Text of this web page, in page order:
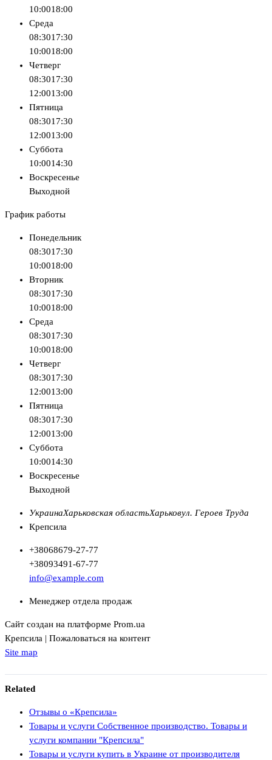
10:0018:00
Среда
08:3017:30
10:0018:00
Четверг
08:3017:30
12:0013:00
Пятница
08:3017:30
12:0013:00
Суббота
10:0014:30
Воскресенье
Выходной
График работы
Понедельник
08:3017:30
10:0018:00
Вторник
08:3017:30
10:0018:00
Среда
08:3017:30
10:0018:00
Четверг
08:3017:30
12:0013:00
Пятница
08:3017:30
12:0013:00
Суббота
10:0014:30
Воскресенье
Выходной
УкраинаХарьковская областьХарьковул. Героев Труда
Крепсила
+38068679-27-77
+38093491-67-77
info@example.com
Менеджер отдела продаж
Сайт создан на платформе Prom.ua
Крепсила | Пожаловаться на контент
Site map
Related
Отзывы о «Крепсила»
Товары и услуги Собственное производство. Товары и
услуги компании "Крепсила"
Товары и услуги купить в Украине от производителя